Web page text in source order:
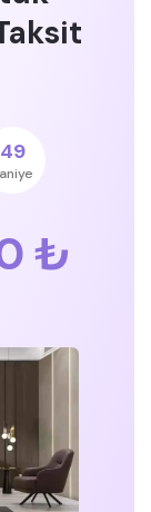
49
₺